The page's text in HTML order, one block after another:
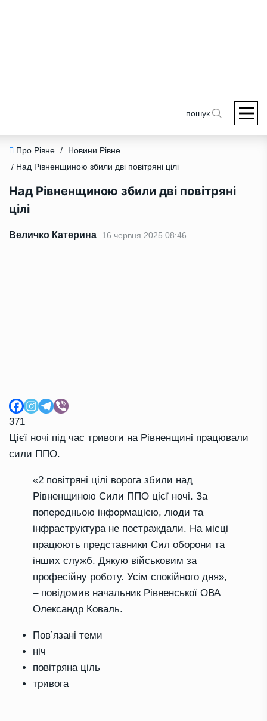
пошук
Про Рівне /
Новини Рівне
/ Над Рівненщиною збили дві повітряні цілі
Над Рівненщиною збили дві повітряні
цілі
Величко Катерина 16 червня 2025 08:46
371
Цієї ночі під час тривоги на Рівненщині працювали
сили ППО.
«2 повітряні цілі ворога збили над
Рівненщиною Сили ППО цієї ночі. За
попередньою інформацією, люди та
інфраструктура не постраждали. На місці
працюють представники Сил оборони та
інших служб. Дякую військовим за
професійну роботу. Усім спокійного дня»,
– повідомив начальник Рівненської ОВА
Олександр Коваль.
Повʼязані теми
ніч
повітряна ціль
тривога